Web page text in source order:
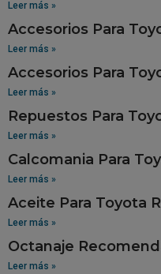
Leer más »
Accesorios Para
Leer más »
Accesorios Para
Leer más »
Repuestos Para
Leer más »
Calcomania Para
Leer más »
Aceite Para Toyota
Leer más »
Octanaje
Leer más »